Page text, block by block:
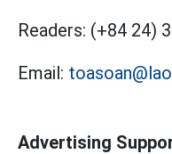
Readers: (+84 24)
Email:
Advertising